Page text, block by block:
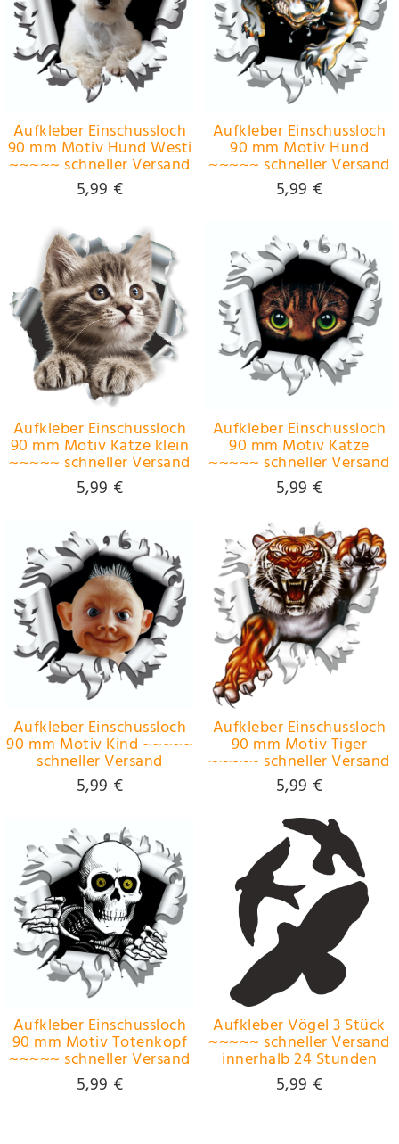
Aufkleber Einschussloch
90 mm Motiv Hund Westi
~~~~~ schneller Versand
innerhalb 24 Stunden
~~~~~
5,99 €
Aufkleber Einschussloch
90 mm Motiv Hund
~~~~~ schneller Versand
innerhalb 24 Stunden
~~~~~
5,99 €
Aufkleber Einschussloch
90 mm Motiv Katze klein
~~~~~ schneller Versand
innerhalb 24 Stunden
~~~~~
5,99 €
Aufkleber Einschussloch
90 mm Motiv Katze
~~~~~ schneller Versand
innerhalb 24 Stunden
~~~~~
5,99 €
Aufkleber Einschussloch
90 mm Motiv Kind ~~~~~
schneller Versand
innerhalb 24 Stunden
~~~~~
5,99 €
Aufkleber Einschussloch
90 mm Motiv Tiger
~~~~~ schneller Versand
innerhalb 24 Stunden
~~~~~
5,99 €
Aufkleber Einschussloch
90 mm Motiv Totenkopf
~~~~~ schneller Versand
innerhalb 24 Stunden
~~~~~
5,99 €
Aufkleber Vögel 3 Stück
~~~~~ schneller Versand
innerhalb 24 Stunden
~~~~~
5,99 €